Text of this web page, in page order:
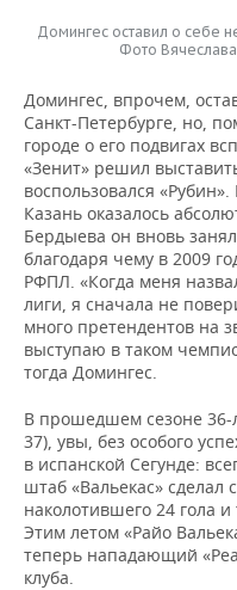
Домингес оставил о себе
Фото
Домингес, впрочем,
Санкт-Петербурге, но,
городе о его подвигах
«Зенит» решил
воспользовался
Казань оказалось
Бердыева он вновь
благодаря чему в 2009
РФПЛ. «Когда меня
лиги, я сначала не
много претендентов на
выступаю в таком
тогда Домингес.
В прошедшем сезоне 36-
37), увы, без особого
в испанской Сегунде:
штаб «Вальекас» сделал
наколотившего 24 гола
Этим летом «Райо
теперь нападающий
клуба.